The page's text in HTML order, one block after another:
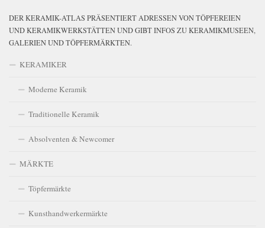
DER KERAMIK-ATLAS PRÄSENTIERT ADRESSEN VON TÖPFEREIEN
UND KERAMIKWERKSTÄTTEN UND GIBT INFOS ZU KERAMIKMUSEEN,
GALERIEN UND TÖPFERMÄRKTEN.
KERAMIKER
Moderne Keramik
Traditionelle Keramik
Absolventen & Newcomer
MÄRKTE
Töpfermärkte
Kunsthandwerkermärkte